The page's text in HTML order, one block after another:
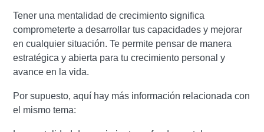
Tener una mentalidad de crecimiento significa
comprometerte a desarrollar tus capacidades y mejorar
en cualquier situación. Te permite pensar de manera
estratégica y abierta para tu crecimiento personal y
avance en la vida.
Por supuesto, aquí hay más información relacionada con
el mismo tema: